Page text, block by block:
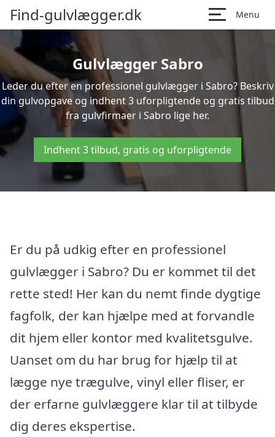
Find-gulvlægger.dk Menu
Gulvlægger Sabro
Leder du efter en professionel gulvlægger i Sabro? Beskriv
din gulvopgave og indhent 3 uforpligtende og gratis tilbud
fra gulvfirmaer i Sabro lige her.
Indhent 3 tilbud, gratis og uforpligtende
Er du på udkig efter en professionel
gulvlægger i Sabro? Du er kommet til det
rette sted! Her kan du nemt finde dygtige
fagfolk, der kan hjælpe med at forvandle
dit hjem eller kontor med kvalitetsgulve.
Uanset om du har brug for hjælp til at
lægge nye trægulve, vinyl eller fliser, er
der erfarne gulvlæggere klar til at tilbyde
dig deres ekspertise.